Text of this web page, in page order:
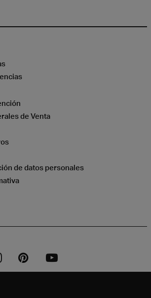
de Venta
de datos personales